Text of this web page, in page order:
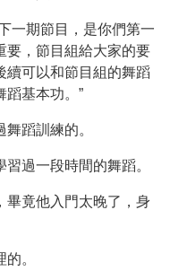
一期節目，是你們第一
要，節目組給大家的要
續可以和節目組的舞蹈
蹈基本功。”
蹈訓練的。
過一段時間的舞蹈。
畢竟他入門太晚了，身
。